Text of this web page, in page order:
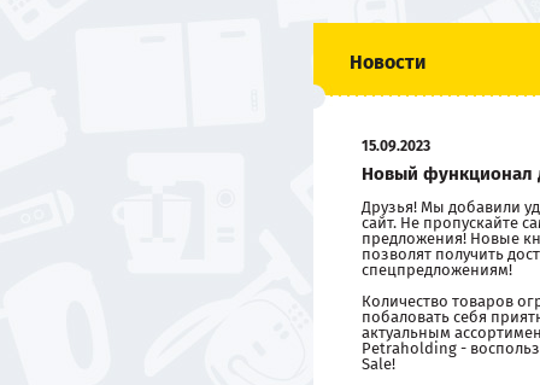
Новости
15.09.2023
Новый функционал
Друзья! Мы добавили
сайт. Не пропускайте
предложения! Новые
позволят получить
спецпредложениям!
Количество товаров
побаловать себя
актуальным
Petraholding -
Sale!